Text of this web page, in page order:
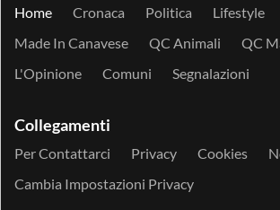
Home Cronaca Politica
Lifestyle
Made In Canavese
QC Animali QC
L'Opinione
Comuni Segnalazioni
Collegamenti
Per Contattarci Privacy Cookies
Cambia Impostazioni Privacy